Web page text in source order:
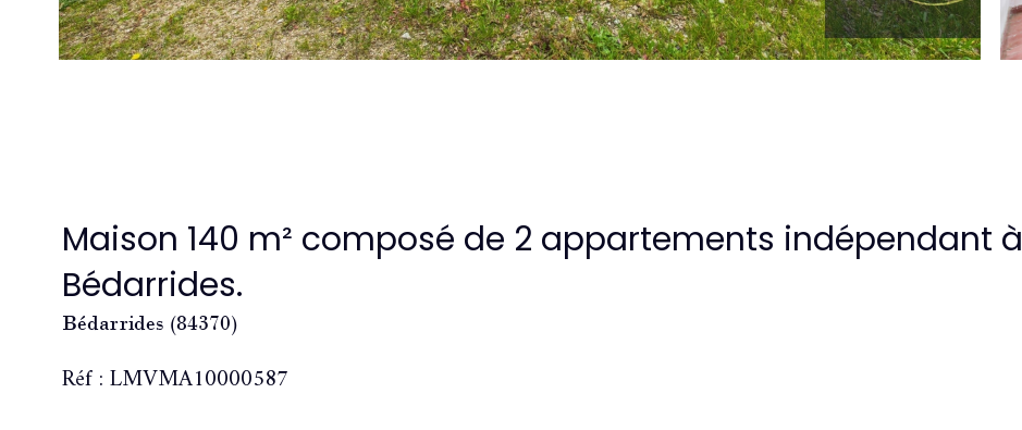
Maison 140 m² composé de 2 appartements indépendant à
Bédarrides.
Bédarrides (84370)
Réf : LMVMA10000587